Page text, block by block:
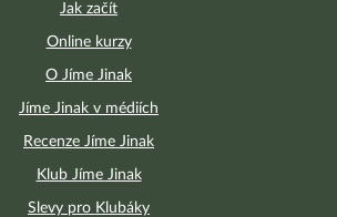
Jak začít
Online kurzy
O Jíme Jinak
Jíme Jinak v médiích
Recenze Jíme Jinak
Klub Jíme Jinak
Slevy pro Klubáky